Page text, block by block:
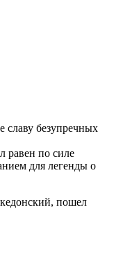
славу безупречных
равен по силе
для легенды о
пошел